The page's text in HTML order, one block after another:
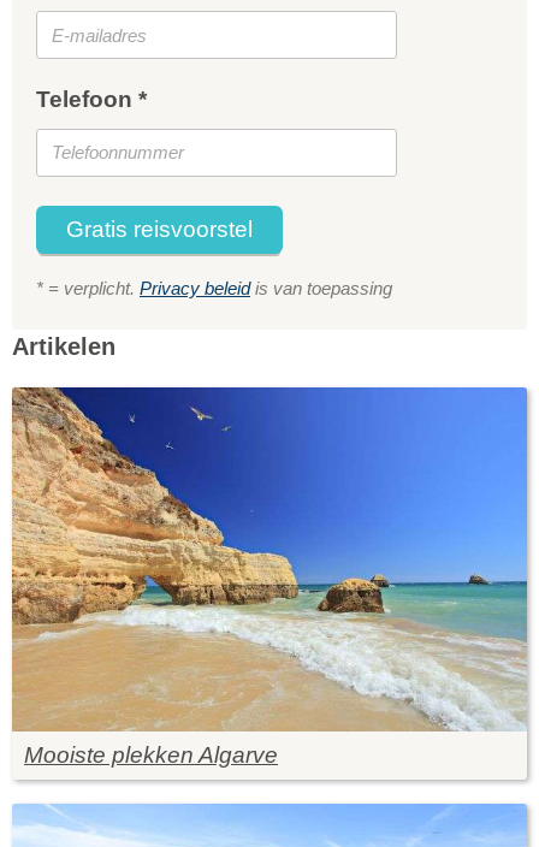
Telefoon *
Gratis reisvoorstel
* = verplicht. Privacy beleidis van toepassing
Artikelen
Mooiste plekken Algarve